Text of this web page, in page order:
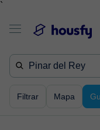
`
Filtrar Mapa